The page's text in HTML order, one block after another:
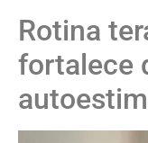
Rotina
fortalece